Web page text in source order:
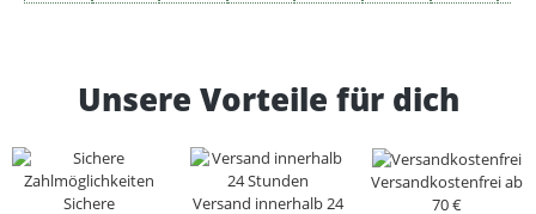
Unsere Vorteile für dich
Sichere
Versand innerhalb 24
Versandkostenfrei ab
70 €